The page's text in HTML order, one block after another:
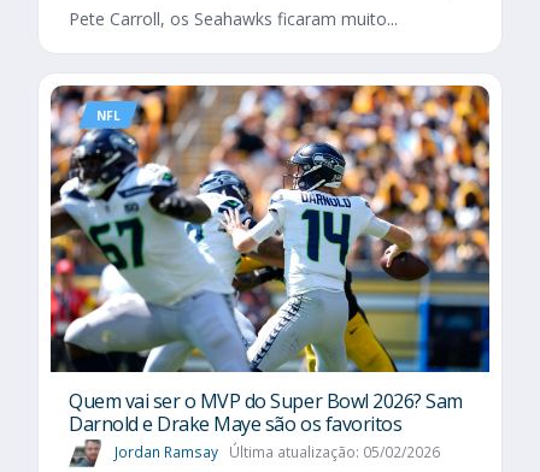
Pete Carroll, os Seahawks ficaram muito...
NFL
Quem vai ser o MVP do Super Bowl 2026? Sam
Darnold e Drake Maye são os favoritos
Jordan Ramsay Última atualização: 05/02/2026